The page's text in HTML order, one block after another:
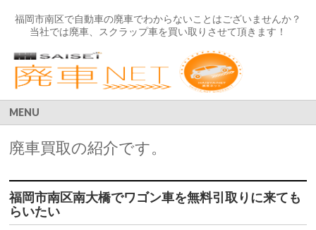
福岡市南区で自動車の廃車でわからないことはございませんか？
当社では廃車、スクラップ車を買い取りさせて頂きます！
MENU
廃車買取の紹介です。
福岡市南区南大橋でワゴン車を無料引取りに来ても
らいたい